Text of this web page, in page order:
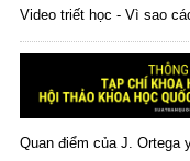
Video triết học - Vì sao
Quan điểm của J. Ortega